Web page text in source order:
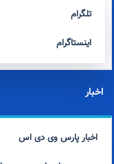
تلگرام
اینستاگرام
اخبار
اخبار پارس وی دی اس